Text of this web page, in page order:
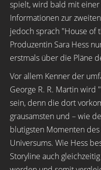
spielt, wird bald mit
Informationen zur
jedoch sprach "House of
Produzentin Sara Hess
erstmals über die Pläne
Vor allem Kenner der
George R. R. Martin wird
sein, denn die dort
grausamsten und – wie
blutigsten Momenten
Universums. Wie Hess
Storyline auch